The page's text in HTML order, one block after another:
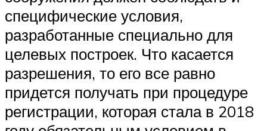
специфические условия,
разработанные специально для
целевых построек. Что касается
разрешения, то его все равно
придется получать при процедуре
регистрации, которая стала в 2018